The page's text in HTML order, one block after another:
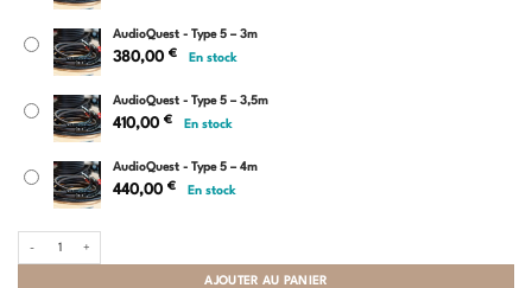
AudioQuest - Type 5 – 3m
380,00 € En stock
AudioQuest - Type 5 – 3,5m
410,00 € En stock
AudioQuest - Type 5 – 4m
440,00 € En stock
AJOUTER AU PANIER